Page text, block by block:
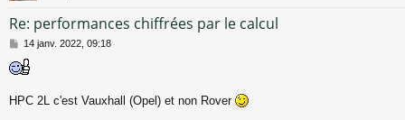
Re: performances chiffrées par le calcul
M
s
a
14 janv. 2022, 09:18
HPC 2L c'est Vauxhall (Opel) et non Rover